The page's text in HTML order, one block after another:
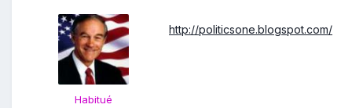
Habitué
http://politicsone.blogspot.com/